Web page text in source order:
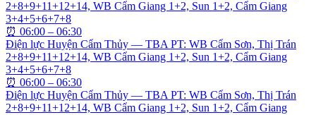
2+8+9+11+12+14, WB Cẩm Giang 1+2, Sun 1+2, Cẩm Giang
3+4+5+6+7+8
⏰ 06:00 – 06:30
Điện lực Huyện Cẩm Thủy — TBA PT: WB Cẩm Sơn, Thị Trán
2+8+9+11+12+14, WB Cẩm Giang 1+2, Sun 1+2, Cẩm Giang
3+4+5+6+7+8
⏰ 06:00 – 06:30
Điện lực Huyện Cẩm Thủy — TBA PT: WB Cẩm Sơn, Thị Trán
2+8+9+11+12+14, WB Cẩm Giang 1+2, Sun 1+2, Cẩm Giang